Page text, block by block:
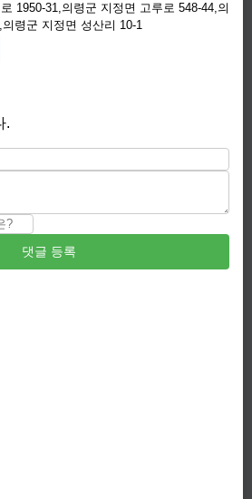
1950-31,의령군 지정면 고루로 548-44,의
령군 지정면 성산리 10-1
.
댓글 등록